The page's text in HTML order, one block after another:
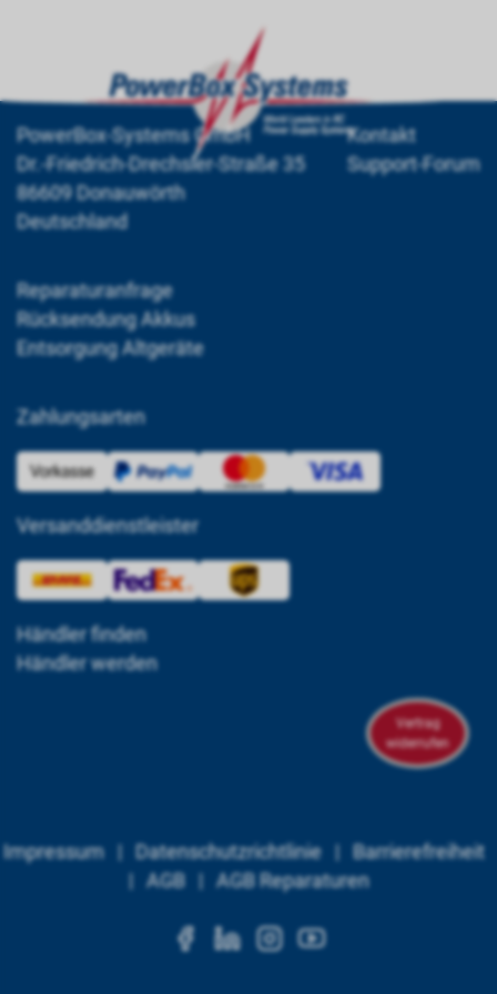
PowerBox-Systems GmbH
Dr.-Friedrich-Drechsler-Straße 35
86609 Donauwörth
Deutschland
Kontakt
Support-Forum
Reparaturanfrage
Rücksendung Akkus
Entsorgung Altgeräte
Zahlungsarten
Versanddienstleister
Händler finden
Händler werden
Vertrag
widerrufen
Impressum| Datenschutzrichtlinie| Barrierefreiheit
|AGB|AGB Reparaturen
https://
https://https://https://